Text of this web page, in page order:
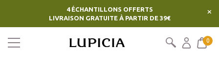
4 ÉCHANTILLONS OFFERTS
LIVRAISON GRATUITE À PARTIR DE 39€
×
0